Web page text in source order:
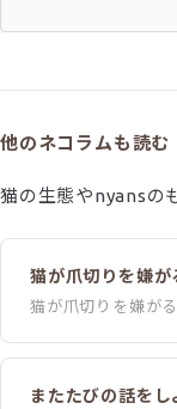
他のネコラムも読む
猫の生態やnyansの
猫が爪切りを嫌
猫が爪切りを嫌が
またたびの話を